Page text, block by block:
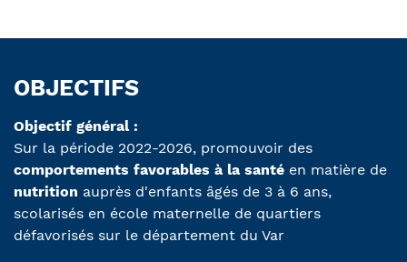
OBJECTIFS
Objectif général :
Sur la période 2022-2026, promouvoir des
comportements favorables à la santé en matière de
nutrition auprès d'enfants âgés de 3 à 6 ans,
scolarisés en école maternelle de quartiers
défavorisés sur le département du Var